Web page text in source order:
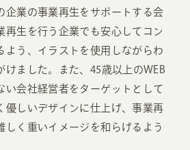
企業の事業再生をサポートする会
再生を行う企業でも安心してコン
よう、イラストを使用しながらわ
けました。また、45歳以上のWEB
い会社経営者をターゲットとして
優しいデザインに仕上げ、事業再
しく重いイメージを和らげるよう